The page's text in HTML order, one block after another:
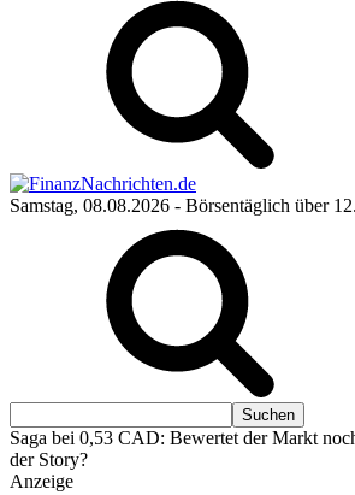
Samstag, 08.08.2026 - Börsentäglich über
Saga bei 0,53 CAD: Bewertet der Markt
der Story?
Anzeige